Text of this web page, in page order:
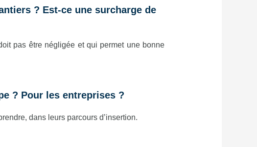
? Est-ce une surcharge de
pas être négligée et qui permet une bonne
? Pour les entreprises ?
dans leurs parcours d’insertion.